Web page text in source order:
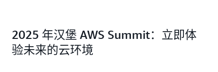
2025 年汉堡 AWS Summit：立即体
验未来的云环境